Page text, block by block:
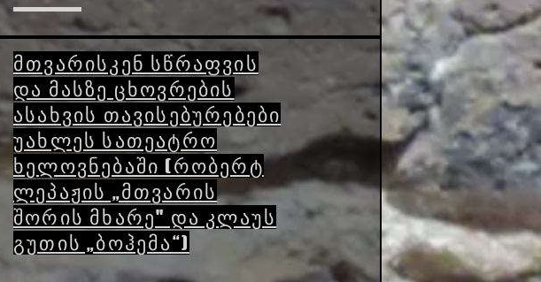
მთვარისკენ სწრაფვის
და მასზე ცხოვრების
ასახვის თავისებურებები
უახლეს სათეატრო
ხელოვნებაში (რობერტ
ლეპაჟის „მთვარის
შორის მხარე" და კლაუს
გუთის „ბოჰემა“)